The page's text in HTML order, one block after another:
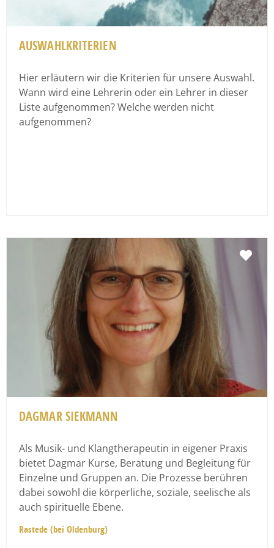
AUSWAHLKRITERIEN
Hier erläutern wir die Kriterien für unsere Auswahl.
Wann wird eine Lehrerin oder ein Lehrer in dieser
Liste aufgenommen? Welche werden nicht
aufgenommen?
DAGMAR SIEKMANN
Als Musik- und Klangtherapeutin in eigener Praxis
bietet Dagmar Kurse, Beratung und Begleitung für
Einzelne und Gruppen an. Die Prozesse berühren
dabei sowohl die körperliche, soziale, seelische als
auch spirituelle Ebene.
Rastede (bei Oldenburg)